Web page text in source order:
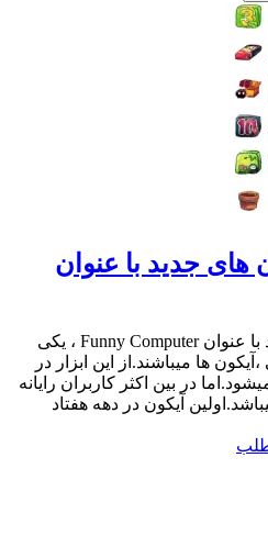
های جدید با عنوان
دانلود مجموعه آیکون های جدید با عنوان Funny Computer ، یکی
ها میباشند.از این ابزار در
در بین اکثر کاربران رایانه
آیکون در دهه هفتاد